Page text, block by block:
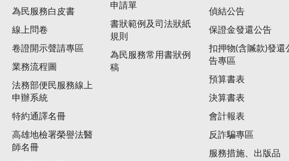
為民服務白皮書
線上問卷
卷證開示聲請專區
業務流程圖
法務部便民服務線上
申辦系統
特約通譯名冊
高雄地檢署榮譽法醫
師名冊
申請單
書狀範例及司法狀紙
規則
為民服務常用書狀例
稿
偵結公告
保證金發還公告
扣押物(含贓款)發還
告專區
預算書表
決算書表
會計報表
反詐騙專區
服務措施、出版品